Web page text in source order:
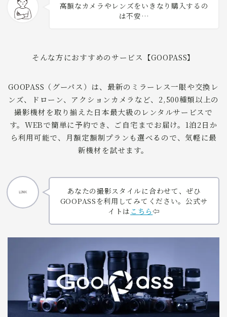
高額なカメラやレンズをいきなり購入するの
は不安…
そんな方におすすめのサービス【GOOPASS】
GOOPASS（グーパス）は、最新のミラーレス一眼や交換レ
ンズ、ドローン、アクションカメラなど、2,500種類以上の
撮影機材を取り揃えた日本最大級のレンタルサービスで
す。WEBで簡単に予約でき、ご自宅までお届け。1泊2日か
ら利用可能で、月額定額制プランも選べるので、気軽に最
新機材を試せます。
あなたの撮影スタイルに合わせて、ぜひ
GOOPASSを利用してみてください。公式サ
イトは こちら⇦